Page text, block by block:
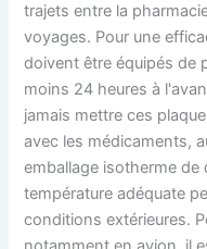
trajets entre la
voyages. Pour une
doivent être équipés de
moins 24 heures à
jamais mettre ces
avec les médicaments,
emballage isotherme de
température adéquate
conditions extérieures.